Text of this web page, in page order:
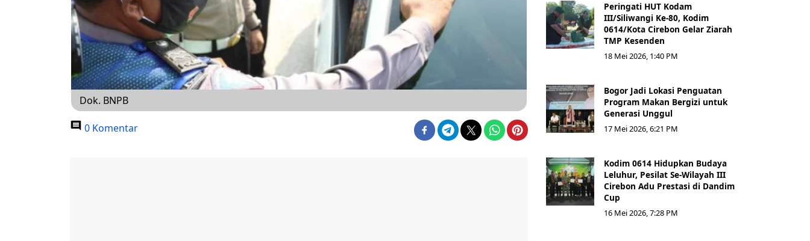
Dok. BNPB
0 Komentar
Peringati HUT Kodam
III/Siliwangi Ke-80, Kodim
0614/Kota Cirebon Gelar Ziarah
TMP Kesenden
18 Mei 2026, 1:40 PM
Bogor Jadi Lokasi Penguatan
Program Makan Bergizi untuk
Generasi Unggul
17 Mei 2026, 6:21 PM
Kodim 0614 Hidupkan Budaya
Leluhur, Pesilat Se-Wilayah III
Cirebon Adu Prestasi di Dandim
Cup
16 Mei 2026, 7:28 PM